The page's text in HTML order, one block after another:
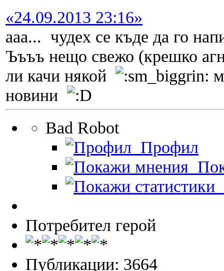
«24.09.2013 23:16»
ааа... чудех се къде да го
Ъъъъ нещо свежо (крешко
ли качи някой
новини
Bad Robot
Профил
Потребител герой
Публикации: 3664